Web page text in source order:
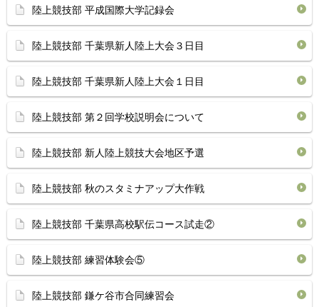
陸上競技部 平成国際大学記録会
陸上競技部 千葉県新人陸上大会３日目
陸上競技部 千葉県新人陸上大会１日目
陸上競技部 第２回学校説明会について
陸上競技部 新人陸上競技大会地区予選
陸上競技部 秋のスタミナアップ大作戦
陸上競技部 千葉県高校駅伝コース試走②
陸上競技部 練習体験会⑤
陸上競技部 鎌ケ谷市合同練習会